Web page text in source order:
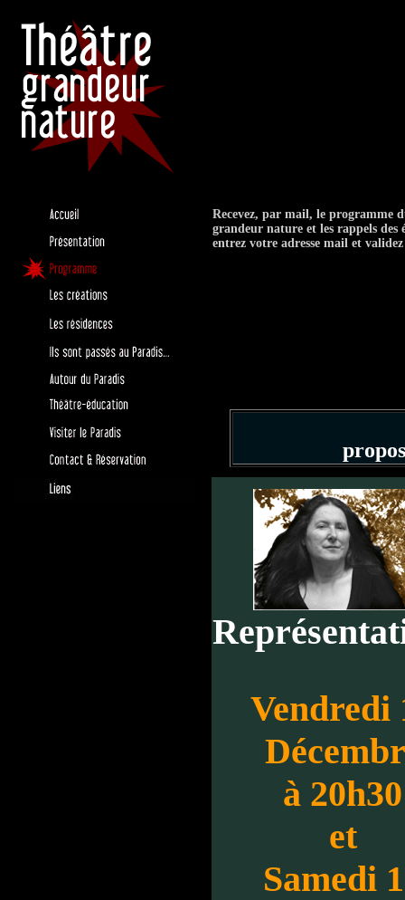
Recevez, par mail, le programme
grandeur nature et les rappels des
entrez votre adresse mail et
Vendredi
à 20h30
et
Samedi